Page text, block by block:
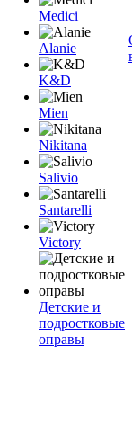
Medici
Alanie
K&D
Mien
Nikitana
Salivio
Santarelli
Victory
Детские и
подростковые
оправы